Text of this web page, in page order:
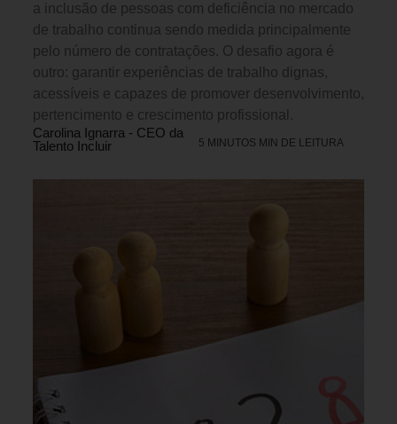
a inclusão de pessoas com deficiência no mercado
de trabalho continua sendo medida principalmente
pelo número de contratações. O desafio agora é
outro: garantir experiências de trabalho dignas,
acessíveis e capazes de promover desenvolvimento,
pertencimento e crescimento profissional.
Carolina Ignarra - CEO da
Talento Incluir
5 MINUTOS MIN DE LEITURA